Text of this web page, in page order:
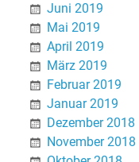
Juni 2019
Mai 2019
April 2019
März 2019
Februar 2019
Januar 2019
Dezember 2018
November 2018